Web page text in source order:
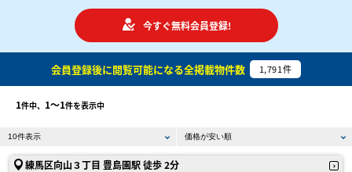
今すぐ無料会員登録!
会員登録後に閲覧可能になる全掲載物件数 1,791件
1件中、 1〜1件を表示中
練馬区向山３丁目 豊島園駅 徒歩 2分